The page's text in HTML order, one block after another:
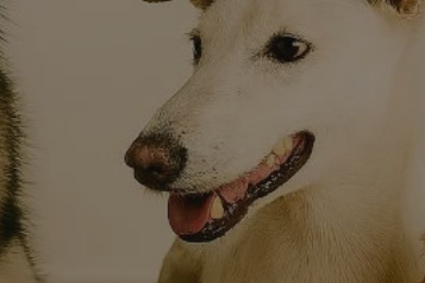
Funkcjonalność Niesklasyfikowane
strony internetowej, takich jak logowanie użytkownika i
korzystać ze strony internetowej.